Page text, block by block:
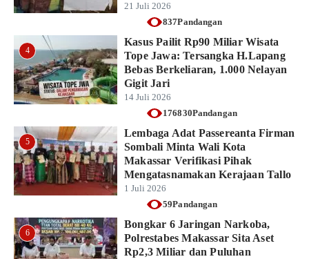
21 Juli 2026
837Pandangan
4
Kasus Pailit Rp90 Miliar Wisata
Tope Jawa: Tersangka H.Lapang
Bebas Berkeliaran, 1.000 Nelayan
Gigit Jari
14 Juli 2026
176830Pandangan
5
Lembaga Adat Passereanta Firman
Sombali Minta Wali Kota
Makassar Verifikasi Pihak
Mengatasnamakan Kerajaan Tallo
1 Juli 2026
59Pandangan
6
Bongkar 6 Jaringan Narkoba,
Polrestabes Makassar Sita Aset
Rp2,3 Miliar dan Puluhan